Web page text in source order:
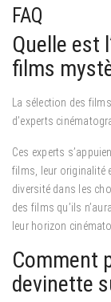
FAQ
Quelle est
films
La sélection des
d’experts
Ces experts
films, leur originalité
diversité dans les
des films qu’ils
leur horizon
Comment
devinette